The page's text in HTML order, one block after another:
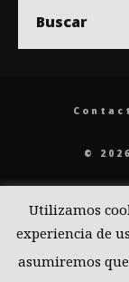
©
Utilizamos
experiencia de
asumiremos